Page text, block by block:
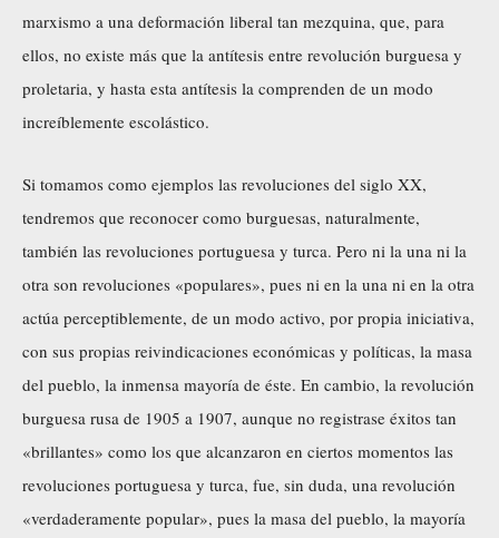
marxismo a una deformación liberal tan mezquina, que, para
ellos, no existe más que la antítesis entre revolución burguesa y
proletaria, y hasta esta antítesis la comprenden de un modo
increíblemente escolástico.
Si tomamos como ejemplos las revoluciones del siglo XX,
tendremos que reconocer como burguesas, naturalmente,
también las revoluciones portuguesa y turca. Pero ni la una ni la
otra son revoluciones «populares», pues ni en la una ni en la otra
actúa perceptiblemente, de un modo activo, por propia iniciativa,
con sus propias reivindicaciones económicas y políticas, la masa
del pueblo, la inmensa mayoría de éste. En cambio, la revolución
burguesa rusa de 1905 a 1907, aunque no registrase éxitos tan
«brillantes» como los que alcanzaron en ciertos momentos las
revoluciones portuguesa y turca, fue, sin duda, una revolución
«verdaderamente popular», pues la masa del pueblo, la mayoría